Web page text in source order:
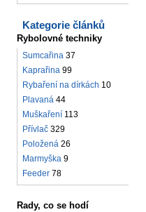
Kategorie článků
Rybolovné techniky
Sumcařina 37
Kaprařina 99
Rybaření na dírkách 10
Plavaná 44
Muškaření 113
Přívlač 329
Položená 26
Marmyška 9
Feeder 78
Rady, co se hodí